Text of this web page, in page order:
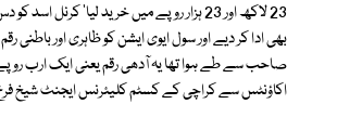
23 لاکھ اور 23 ہزار روپے میں خرید
بھی ادا کر دیے اور سول ایوی ایشن کو ظاہری اور باطنی
صاحب سے طے ہوا تھا یہ آدھی رقم یعنی ایک ارب
اکاؤنٹس سے کراچی کے کسٹم کلیئرنس ایجنٹ شیخ